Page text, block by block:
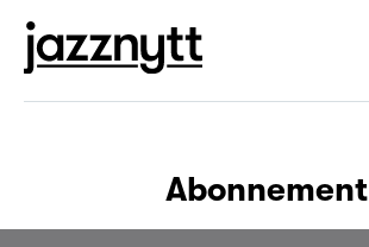
Abonnement